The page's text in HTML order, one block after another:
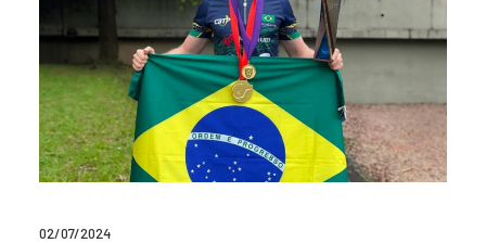
02/07/2024